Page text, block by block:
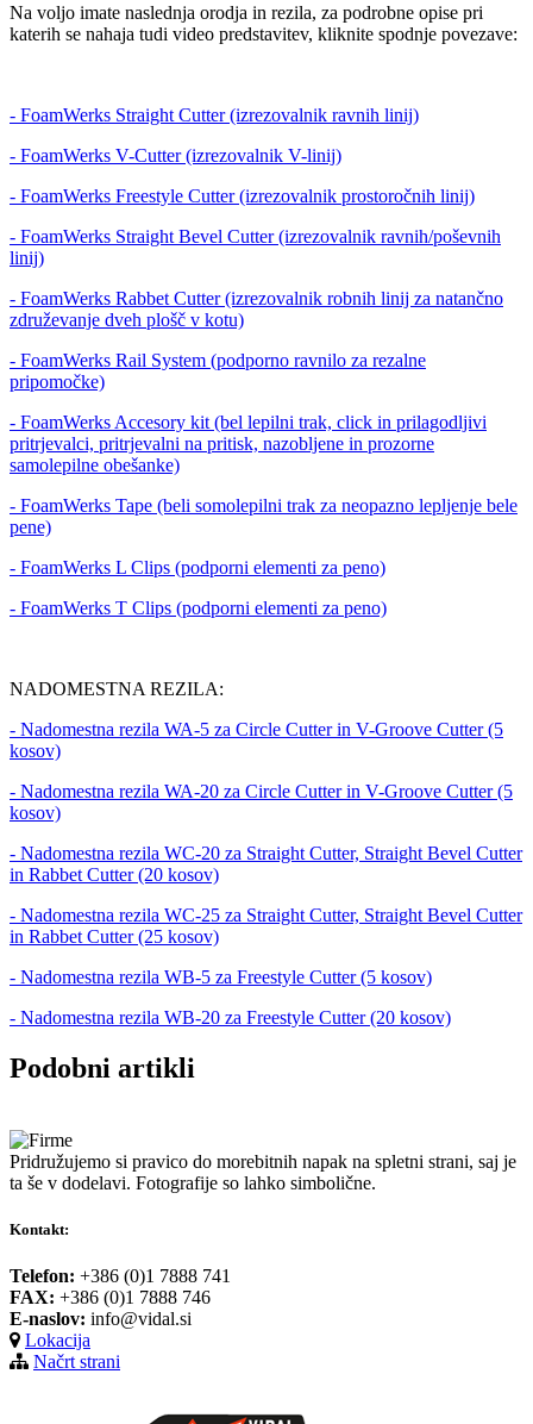
Na voljo imate naslednja orodja in rezila, za podrobne opise pri
katerih se nahaja tudi video predstavitev, kliknite spodnje povezave:
- FoamWerks Straight Cutter (izrezovalnik ravnih linij)
- FoamWerks V-Cutter (izrezovalnik V-linij)
- FoamWerks Freestyle Cutter (izrezovalnik prostoročnih linij)
- FoamWerks Straight Bevel Cutter (izrezovalnik ravnih/poševnih
linij)
- FoamWerks Rabbet Cutter (izrezovalnik robnih linij za natančno
združevanje dveh plošč v kotu)
- FoamWerks Rail System (podporno ravnilo za rezalne
pripomočke)
- FoamWerks Accesory kit (bel lepilni trak, click in prilagodljivi
pritrjevalci, pritrjevalni na pritisk, nazobljene in prozorne
samolepilne obešanke)
- FoamWerks Tape (beli somolepilni trak za neopazno lepljenje bele
pene)
- FoamWerks L Clips (podporni elementi za peno)
- FoamWerks T Clips (podporni elementi za peno)
NADOMESTNA REZILA:
- Nadomestna rezila WA-5 za Circle Cutter in V-Groove Cutter (5
kosov)
- Nadomestna rezila WA-20 za Circle Cutter in V-Groove Cutter (5
kosov)
- Nadomestna rezila WC-20 za Straight Cutter, Straight Bevel Cutter
in Rabbet Cutter (20 kosov)
- Nadomestna rezila WC-25 za Straight Cutter, Straight Bevel Cutter
in Rabbet Cutter (25 kosov)
- Nadomestna rezila WB-5 za Freestyle Cutter (5 kosov)
- Nadomestna rezila WB-20 za Freestyle Cutter (20 kosov)
Podobni artikli
Pridružujemo si pravico do morebitnih napak na spletni strani, saj je
ta še v dodelavi. Fotografije so lahko simbolične.
Kontakt:
Telefon: +386 (0)1 7888 741
FAX: +386 (0)1 7888 746
E-naslov: info@vidal.si
Lokacija
Načrt strani